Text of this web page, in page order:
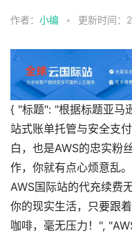
作者： 小编 • 更新时间：
{ "标题": "根据标题亚马
站式账单托管与安全支
白，也是AWS的忠实粉
作，你就有点心烦意乱
AWS国际站的代充续费
你的现实生活，只要跟
咖啡，毫无压力！",